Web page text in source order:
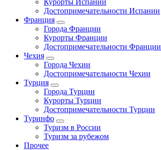
Курорты Испании
Достопримечательности Испании
Франция
Города Франции
Курорты Франции
Достопримечательности Франции
Чехия
Города Чехии
Достопримечательности Чехии
Турция
Города Турции
Курорты Турции
Достопримечательности Турции
Туринфо
Туризм в России
Туризм за рубежом
Прочее